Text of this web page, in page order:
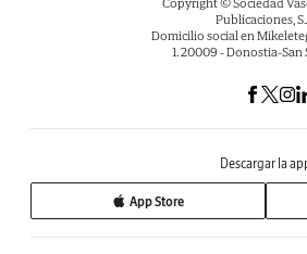
Publicaciones,
Domicilio social en
1. 20009 - Donostia-San
Descargar la
App Store